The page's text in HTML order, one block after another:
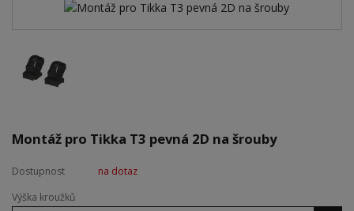
Montáž pro Tikka T3 pevná 2D na šrouby
Dostupnost
na dotaz
Výška kroužků